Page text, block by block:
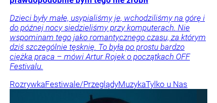
Dzieci były małe, usypialiśmy je, wchodziliśmy na górę i
do późnej nocy siedzieliśmy przy komputerach. Nie
wspominam tego jako romantycznego czasu, za którym
dziś szczególnie tęsknię. To była po prostu bardzo
ciężka praca – mówi Artur Rojek o początkach OFF
Festivalu.
RozrywkaFestiwale/PrzeglądyMuzykaTylko u Nas